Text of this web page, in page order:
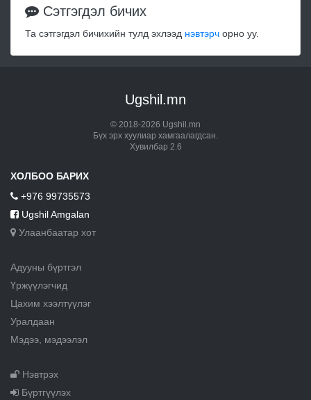
Сэтгэгдэл бичих
Та сэтгэгдэл бичихийн тулд эхлээд нэвтэрч орно уу.
Ugshil.mn
© 2018-2026 Ugshil.mn
Бүх эрх хуулиар хамгаалагдсан.
Хувилбар 2.6
ХОЛБОО БАРИХ
+976 99735573
Ugshil Amgalan
Улаанбаатар хот
Адууны бүртгэл
Үржүүлэгчид
Цахим хээлтүүлэг
Уралдаан
Мэдээ, мэдээлэл
Нэвтрэх
Бүртгүүлэх